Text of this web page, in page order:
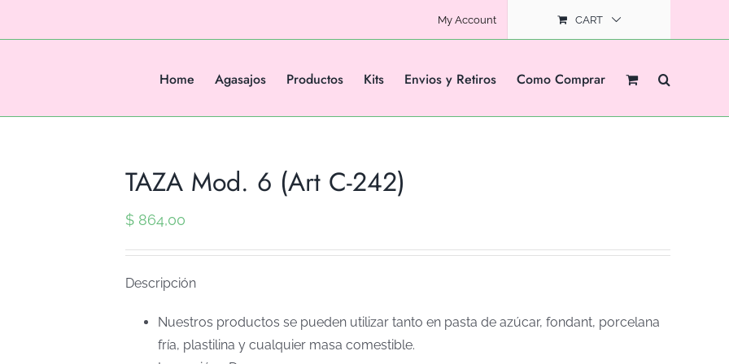
My Account CART
Home Agasajos Productos Kits Envios y Retiros Como Comprar
TAZA Mod. 6 (Art C-242)
$ 864,00
Descripción
Nuestros productos se pueden utilizar tanto en pasta de azúcar, fondant, porcelana
fría, plastilina y cualquier masa comestible.